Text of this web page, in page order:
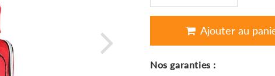
Ajouter au
Nos garanties :